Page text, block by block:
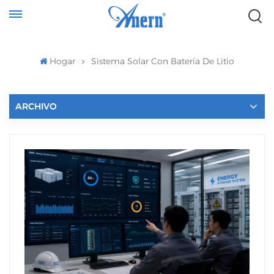
Hogar Sistema Solar Con Batería De Litio
ARCHIVO